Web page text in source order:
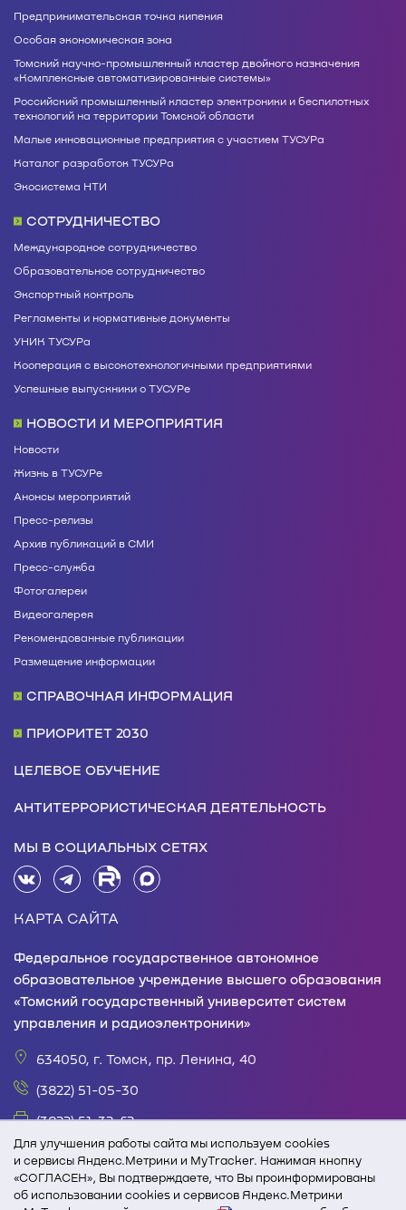
Для улучшения работы сайта мы используем cookies
и сервисы Яндекс.Метрики и MyTracker. Нажимая кнопку
«СОГЛАСЕН», Вы подтверждаете, что Вы проинформированы
об использовании cookies и сервисов Яндекс.Метрики
Предпринимательская точка кипения
Особая экономическая зона
Томский научно-промышленный кластер двойного назначения
«Комплексные автоматизированные системы»
Российский промышленный кластер электроники и беспилотных
технологий на территории Томской области
Малые инновационные предприятия с участием ТУСУРа
Каталог разработок ТУСУРа
Экосистема НТИ
СОТРУДНИЧЕСТВО
Международное сотрудничество
Образовательное сотрудничество
Экспортный контроль
Регламенты и нормативные документы
УНИК ТУСУРа
Кооперация с высокотехнологичными предприятиями
Успешные выпускники о ТУСУРе
НОВОСТИ И МЕРОПРИЯТИЯ
Новости
Жизнь в ТУСУРе
Анонсы мероприятий
Пресс-релизы
Архив публикаций в СМИ
Пресс-служба
Фотогалереи
Видеогалерея
Рекомендованные публикации
Размещение информации
СПРАВОЧНАЯ ИНФОРМАЦИЯ
ПРИОРИТЕТ 2030
ЦЕЛЕВОЕ ОБУЧЕНИЕ
АНТИТЕРРОРИСТИЧЕСКАЯ ДЕЯТЕЛЬНОСТЬ
МЫ В СОЦИАЛЬНЫХ СЕТЯХ
КАРТА САЙТА
Федеральное государственное автономное
образовательное учреждение высшего образования
«Томский государственный университет систем
управления и радиоэлектроники»
634050, г. Томск, пр. Ленина, 40
(3822) 51-05-30
(3822) 51-32-62
office@tusur.ru
пн. – пт., 8:30 – 17:30, обед, 13:00 – 14:00